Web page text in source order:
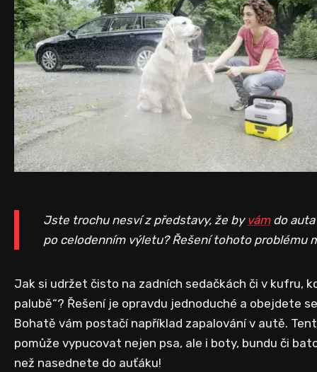
Jste trochu nesví z představy, že by vámdo auta
po celodenním výletu? Řešení tohoto problému
Jak si udržet čisto na zadních sedačkách či v kufru,
palubě“? Řešení je opravdu jednoduché a obejdete
Bohatě vám postačí například zapalování v autě.
pomůže vypucovat nejen psa, ale i boty, bundu či
než nasednete do auťáku!